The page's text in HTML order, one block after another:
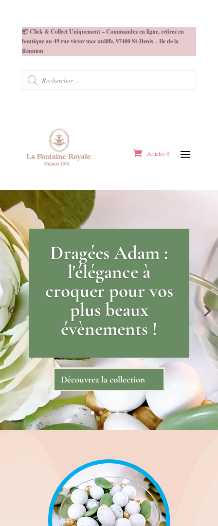
📦 Click & Collect Uniquement – Commandez en ligne, retirez en
boutique au 49 rue victor mac auliffe, 97400 St-Denis – Ile de la
Réunion
Recherche
produits
Articles 0
Dragées Adam :
l'élégance à
croquer pour vos
plus beaux
évènements !
Découvrez la collection